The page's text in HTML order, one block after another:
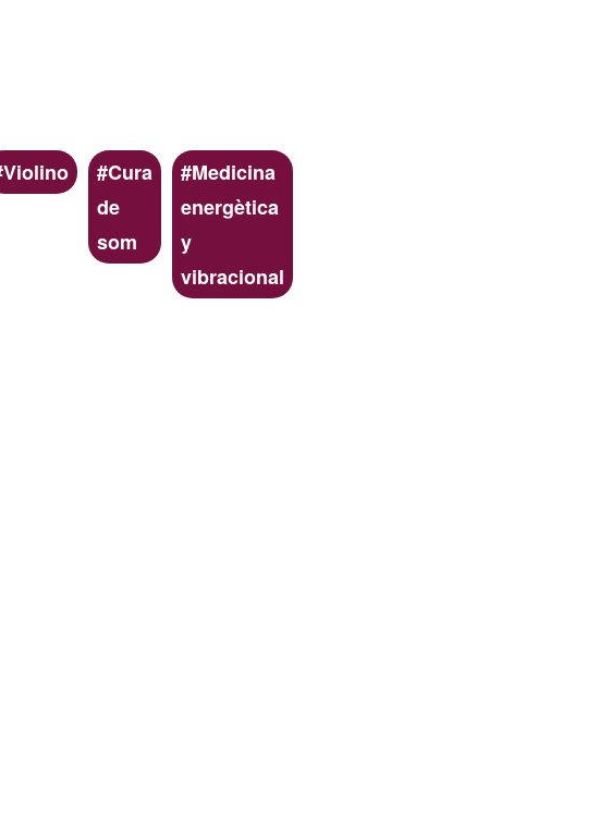
Violino
Cura
de
som
Medicina
energètica
y
vibracional